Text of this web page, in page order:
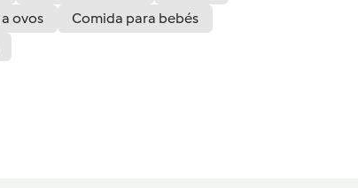
ovos
Comida para bebés